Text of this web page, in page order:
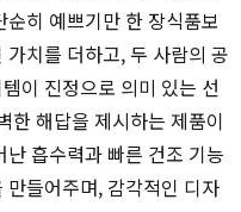
히 예쁘기만 한 장식품보
치를 더하고, 두 사람의 공
이 진정으로 의미 있는 선
한 해답을 제시하는 제품이
난 흡수력과 빠른 건조 기능
들어주며, 감각적인 디자